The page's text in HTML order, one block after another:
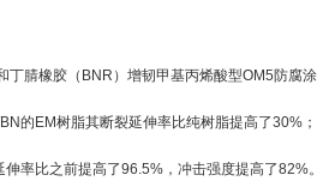
丁腈橡胶（ BNR ）增韧甲基丙烯酸型OM5防腐涂
的 EM树脂其断裂延伸率比纯树脂提高了30% ；
伸率比之前提高了96.5% ，冲击强度提高了82%。